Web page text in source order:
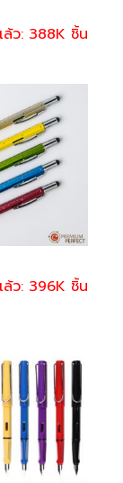
ล้ว: 388K ชิ้น
ล้ว: 396K ชิ้น